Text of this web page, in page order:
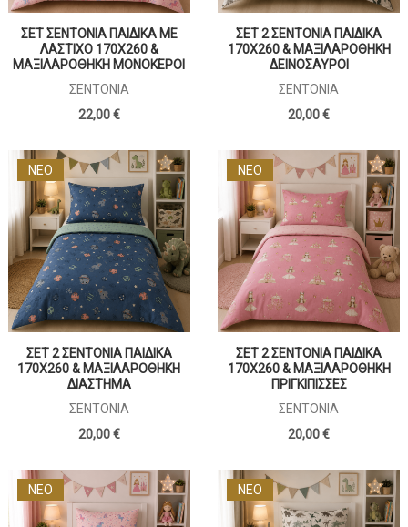
ΣΕΤ ΣΕΝΤΟΝΙΑ ΠΑΙΔΙΚΑ ΜΕ
ΛΑΣΤΙΧΟ 170Χ260 &
ΜΑΞΙΛΑΡΟΘΗΚΗ ΜΟΝΟΚΕΡΟΙ
ΣΕΝΤΌΝΙΑ
22,00 €
ΣΕΤ 2 ΣΕΝΤΟΝΙΑ ΠΑΙΔΙΚΑ
170Χ260 & ΜΑΞΙΛΑΡΟΘΗΚΗ
ΔΕΙΝΟΣΑΥΡΟΙ
ΣΕΝΤΌΝΙΑ
20,00 €
ΝΕΟ
ΣΕΤ 2 ΣΕΝΤΟΝΙΑ ΠΑΙΔΙΚΑ
170Χ260 & ΜΑΞΙΛΑΡΟΘΗΚΗ
ΔΙΑΣΤΗΜΑ
ΣΕΝΤΌΝΙΑ
20,00 €
ΝΕΟ
ΣΕΤ 2 ΣΕΝΤΟΝΙΑ ΠΑΙΔΙΚΑ
170Χ260 & ΜΑΞΙΛΑΡΟΘΗΚΗ
ΠΡΙΓΚΙΠΙΣΣΕΣ
ΣΕΝΤΌΝΙΑ
20,00 €
ΝΕΟ ΝΕΟ